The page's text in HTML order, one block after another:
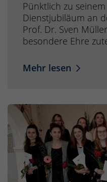
Pünktlich zu
Dienstjubiläum an
Prof. Dr. Sven
besondere Ehre
Mehr lesen